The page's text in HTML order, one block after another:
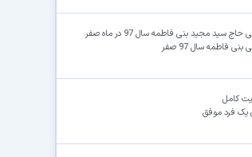
سید مجید بنی فاطمه سال 97 در ماه صفر
فاطمه سال 97 صفر
کامل
یک فرد موفق